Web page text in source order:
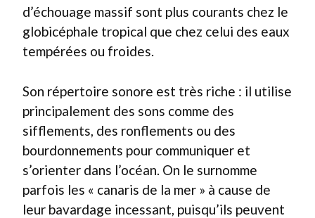
d’échouage massif sont plus courants chez le
globicéphale tropical que chez celui des eaux
tempérées ou froides.
Son répertoire sonore est très riche : il utilise
principalement des sons comme des
sifflements, des ronflements ou des
bourdonnements pour communiquer et
s’orienter dans l’océan. On le surnomme
parfois les « canaris de la mer » à cause de
leur bavardage incessant, puisqu’ils peuvent